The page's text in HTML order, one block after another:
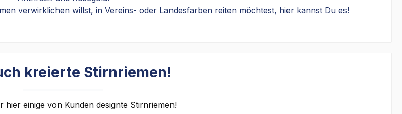
verwirklichen willst, in Vereins- oder Landesfarben reiten möchtest, hier kannst Du es!
kreierte Stirnriemen!
hier einige von Kunden designte Stirnriemen!